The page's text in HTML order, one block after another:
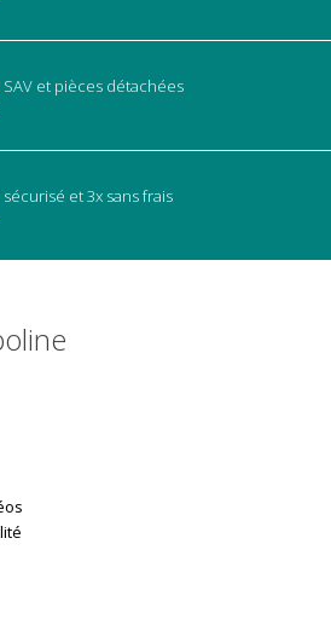
SAV et pièces détachées
sécurisé et 3x sans frais